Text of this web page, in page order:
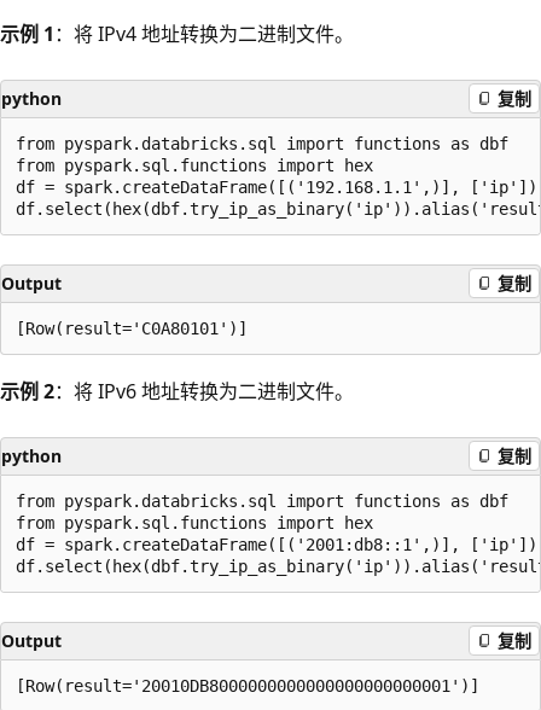
示例 1 ：将 IPv4 地址转换为二进制文件。
python 复制
from pyspark.databricks.sql import functions as dbf
from pyspark.sql.functions import hex
df = spark.createDataFrame([('192.168.1.1',)], ['ip'])
Output 复制
示例 2：将 IPv6 地址转换为二进制文件。
python 复制
from pyspark.databricks.sql import functions as dbf
from pyspark.sql.functions import hex
df = spark.createDataFrame([('2001:db8::1',)], ['ip'])
Output 复制